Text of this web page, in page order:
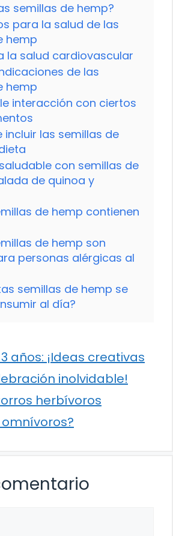
semillas de hemp?
para la salud de las
hemp
la salud cardiovascular
de las
hemp
interacción con ciertos
incluir las semillas de
con semillas de
de quinoa y
de hemp contienen
de hemp son
personas alérgicas al
semillas de hemp se
al día?
años: ¡Ideas creativas
inolvidable!
herbívoros